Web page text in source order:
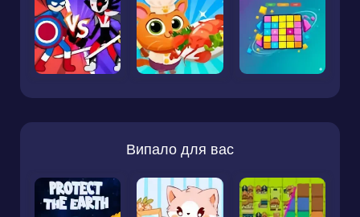
Випало для вас